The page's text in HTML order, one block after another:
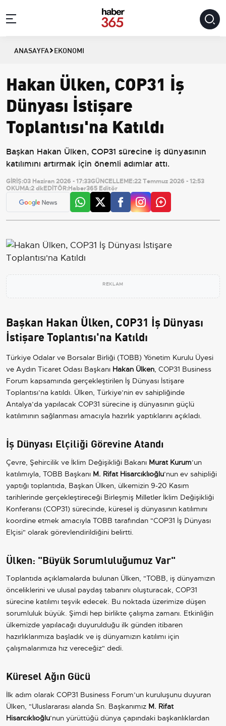
ANASAYFA EKONOMI
Hakan Ülken, COP31 İş
Dünyası İstişare
Toplantısı'na Katıldı
Başkan Hakan Ülken, COP31 sürecine iş dünyasının
katılımını artırmak için önemli adımlar attı.
GİRİŞ:03 Haziran 2026 - 17:33GÜNCELLEME:22 Temmuz 2026 - 12:53
OKUMA:2 dkEDİTÖR:Haber365 Editör
REKLAM
Başkan Hakan Ülken, COP31 İş Dünyası
İstişare Toplantısı'na Katıldı
Türkiye Odalar ve Borsalar Birliği (TOBB) Yönetim Kurulu Üyesi
ve Aydın Ticaret Odası Başkanı Hakan Ülken, COP31 Business
Forum kapsamında gerçekleştirilen İş Dünyası İstişare
Toplantısı’na katıldı. Ülken, Türkiye’nin ev sahipliğinde
Antalya’da yapılacak COP31 sürecine iş dünyasının güçlü
katılımının sağlanması amacıyla hazırlık yaptıklarını açıkladı.
İş Dünyası Elçiliği Görevine Atandı
Çevre, Şehircilik ve İklim Değişikliği Bakanı Murat Kurum’un
katılımıyla, TOBB Başkanı M. Rifat Hisarcıklıoğlu’nun ev sahipliği
yaptığı toplantıda, Başkan Ülken, ülkemizin 9-20 Kasım
tarihlerinde gerçekleştireceği Birleşmiş Milletler İklim Değişikliği
Konferansı (COP31) sürecinde, küresel iş dünyasının katılımını
koordine etmek amacıyla TOBB tarafından "COP31 İş Dünyası
Elçisi" olarak görevlendirildiğini belirtti.
Ülken: "Büyük Sorumluluğumuz Var"
Toplantıda açıklamalarda bulunan Ülken, "TOBB, iş dünyamızın
önceliklerini ve ulusal paydaş tabanını oluşturacak, COP31
sürecine katılımı teşvik edecek. Bu noktada üzerimize düşen
sorumluluk büyük. Şimdi hep birlikte çalışma zamanı. Etkinliğin
ülkemizde yapılacağı duyurulduğu ilk günden itibaren
hazırlıklarımıza başladık ve iş dünyamızın katılımı için
çalışmalarımıza hız vereceğiz" dedi.
Küresel Ağın Gücü
İlk adım olarak COP31 Business Forum’un kuruluşunu duyuran
Ülken, "Uluslararası alanda Sn. Başkanımız M. Rifat
Hisarcıklıoğlu’nun yürüttüğü dünya çapındaki başkanlıklardan